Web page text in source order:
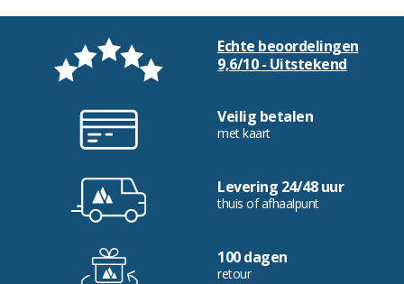
Echte beoordelingen
9,6/10 - Uitstekend
Veilig betalen
met kaart
Levering 24/48 uur
thuis of afhaalpunt
100 dagen
retour